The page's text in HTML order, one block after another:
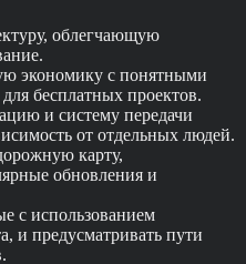
облегчающую
экономику с понятными
бесплатных проектов.
и систему передачи
от отдельных людей.
карту,
обновления и
с использованием
и предусматривать пути